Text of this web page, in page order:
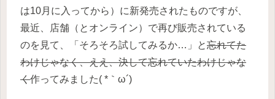
は10月に入ってから）に新発売されたものですが、
最近、店舗（とオンライン）で再び販売されている
のを見て、「そろそろ試してみるか…」と忘れてた
わけじゃなく、ええ、決して忘れていたわけじゃな
く作ってみました( *｀ω´)